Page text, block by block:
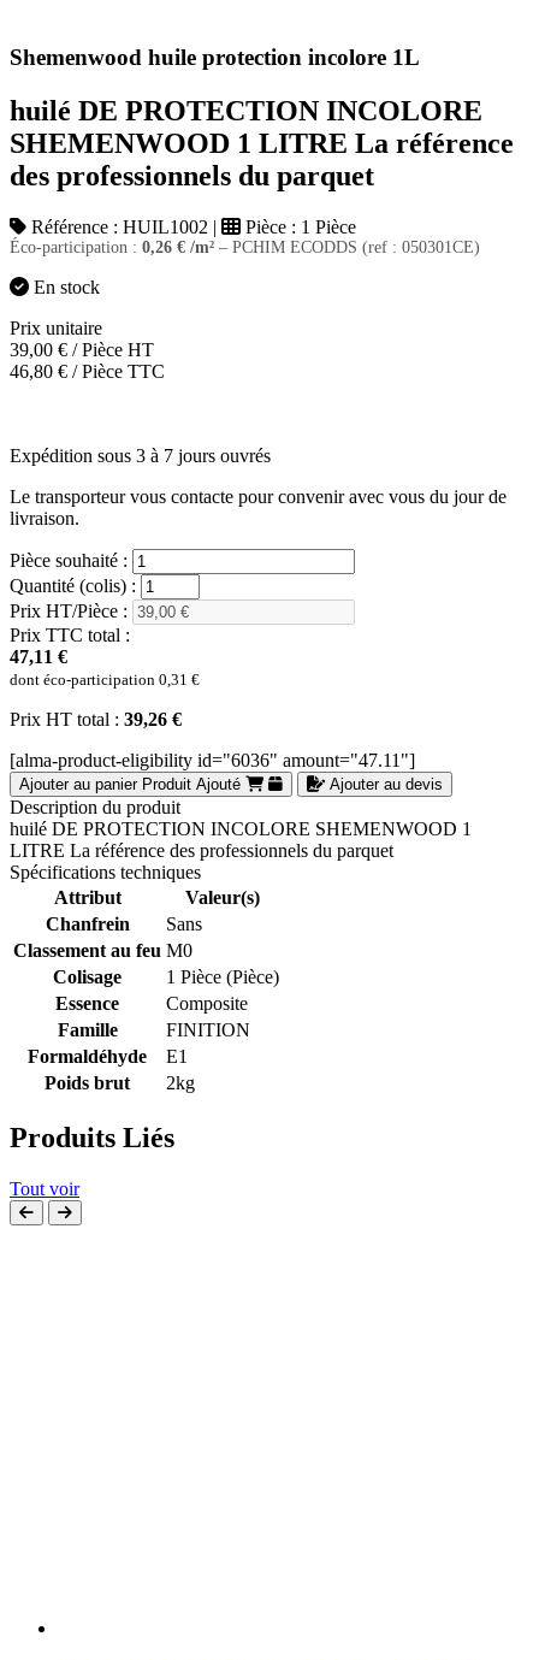
Shemenwood huile protection incolore 1L
huilé DE PROTECTION INCOLORE
SHEMENWOOD 1 LITRE La référence
des professionnels du parquet
Référence : HUIL1002 | Pièce : 1 Pièce
Éco-participation : 0,26 € /m² – PCHIM ECODDS (ref : 050301CE)
En stock
Prix unitaire
39,00 € / Pièce HT
46,80 € / Pièce TTC
Expédition sous 3 à 7 jours ouvrés
Le transporteur vous contacte pour convenir avec vous du jour de
livraison.
Pièce souhaité :
Quantité (colis) :
Prix HT/Pièce :
Prix TTC total :
47,11 €
dont éco-participation 0,31 €
Prix HT total : 39,26 €
[alma-product-eligibility id="6036" amount="47.11"]
Ajouter au panier Produit Ajouté Ajouter au devis
Description du produit
huilé DE PROTECTION INCOLORE SHEMENWOOD 1
LITRE La référence des professionnels du parquet
Spécifications techniques
Attribut
Valeur(s)
Chanfrein
Sans
Classement au feu M0
Colisage
1 Pièce (Pièce)
Essence
Composite
Famille
FINITION
Formaldéhyde
E1
Poids brut
2kg
Produits Liés
Tout voir